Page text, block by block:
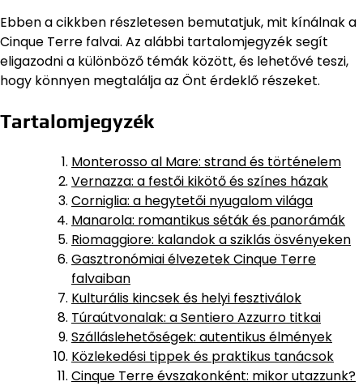
Ebben a cikkben részletesen bemutatjuk, mit kínálnak a
Cinque Terre falvai. Az alábbi tartalomjegyzék segít
eligazodni a különböző témák között, és lehetővé teszi,
hogy könnyen megtalálja az Önt érdeklő részeket.
Tartalomjegyzék
Monterosso al Mare: strand és történelem
Vernazza: a festői kikötő és színes házak
Corniglia: a hegytetői nyugalom világa
Manarola: romantikus séták és panorámák
Riomaggiore: kalandok a sziklás ösvényeken
Gasztronómiai élvezetek Cinque Terre
falvaiban
Kulturális kincsek és helyi fesztiválok
Túraútvonalak: a Sentiero Azzurro titkai
Szálláslehetőségek: autentikus élmények
Közlekedési tippek és praktikus tanácsok
Cinque Terre évszakonként: mikor utazzunk?